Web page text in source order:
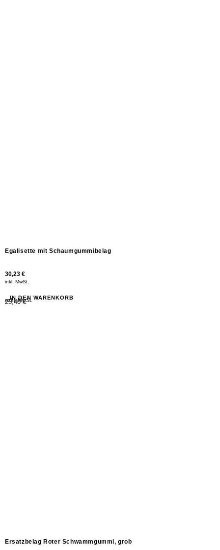
Egalisette mit Schaumgummibelag
30,23 €
inkl. MwSt.
25,40 €
exkl. MwSt.
IN DEN WARENKORB
Ersatzbelag Roter Schwammgummi, grob